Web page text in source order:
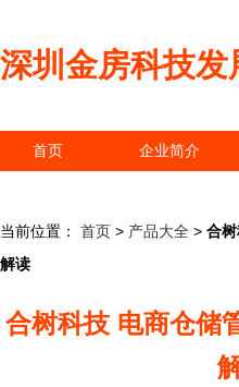
深圳金房科技发
首页 企业简介
当前位置： 首页 > 产品大全 > 合
解读
合树科技 电商仓储